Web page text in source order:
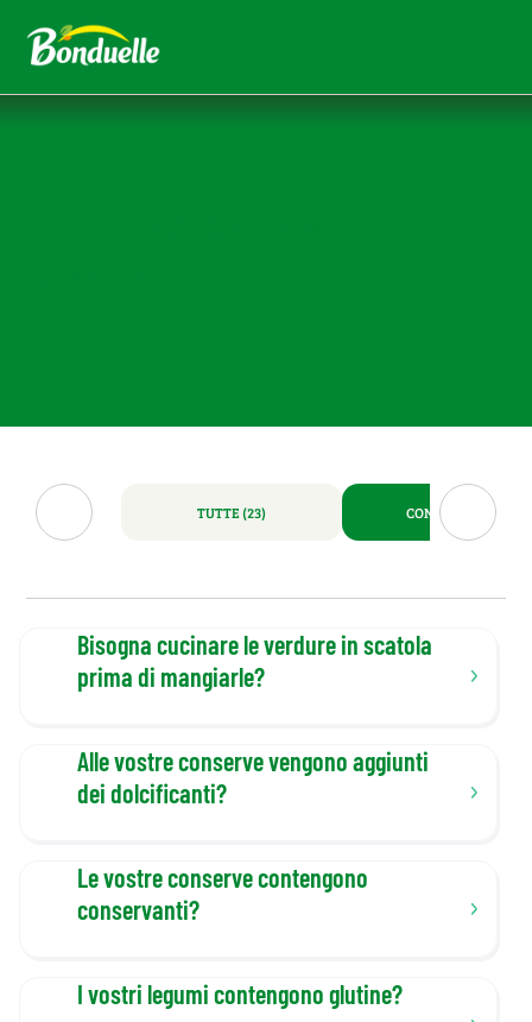
TUTTE (23) CONSERVE (10)
Bisogna cucinare le verdure in scatola
prima di mangiarle?
Alle vostre conserve vengono aggiunti
dei dolcificanti?
Le vostre conserve contengono
conservanti?
I vostri legumi contengono glutine?